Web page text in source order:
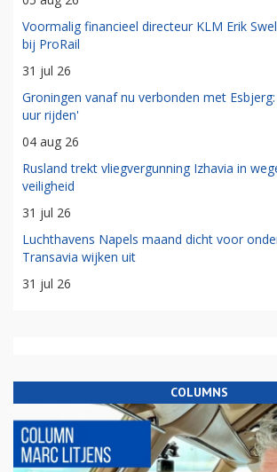
Voormalig financieel directeur KLM Erik
bij ProRail
31 jul 26
Groningen vanaf nu verbonden met
uur rijden'
04 aug 26
Rusland trekt vliegvergunning Izhavia in
veiligheid
31 jul 26
Luchthavens Napels maand dicht voor
Transavia wijken uit
31 jul 26
COLUMNS